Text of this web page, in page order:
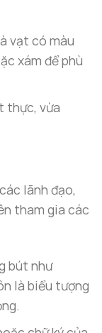
vạt có màu
xám để phù
thực, vừa
lãnh đạo,
tham gia các
bút như
là biểu tượng